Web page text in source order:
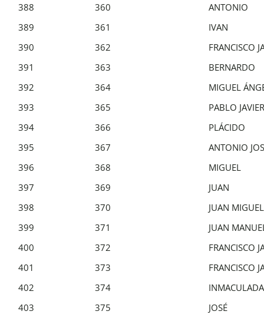
388
360
ANTONIO
389
361
IVAN
390
362
FRANCISCO
391
363
BERNARDO
392
364
MIGUEL
393
365
PABLO JAVIER
394
366
PLÁCIDO
395
367
ANTONIO
396
368
MIGUEL
397
369
JUAN
398
370
JUAN MIGUEL
399
371
JUAN
400
372
FRANCISCO
401
373
FRANCISCO
402
374
INMACULADA
403
375 JOSÉ